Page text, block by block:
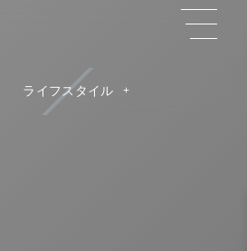
ライフスタイル